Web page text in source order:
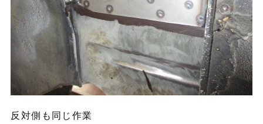
反対側も同じ作業